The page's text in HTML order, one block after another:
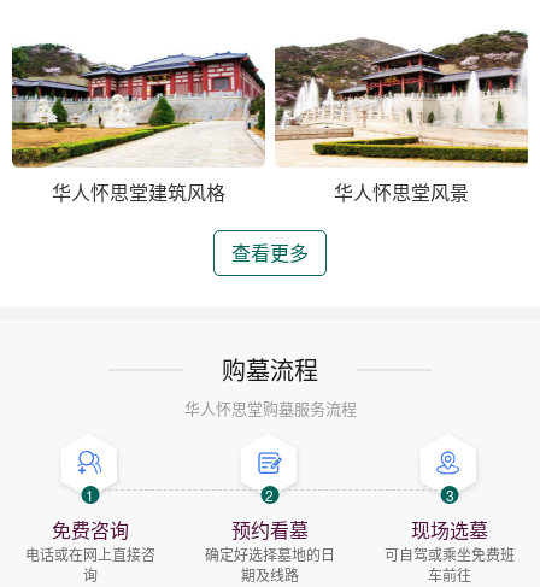
华人怀思堂建筑风格 华人怀思堂风景
查看更多
购墓流程
华人怀思堂购墓服务流程
1
免费咨询
电话或在网上直接咨
询
2
预约看墓
确定好选择墓地的日
期及线路
3
现场选墓
可自驾或乘坐免费班
车前往